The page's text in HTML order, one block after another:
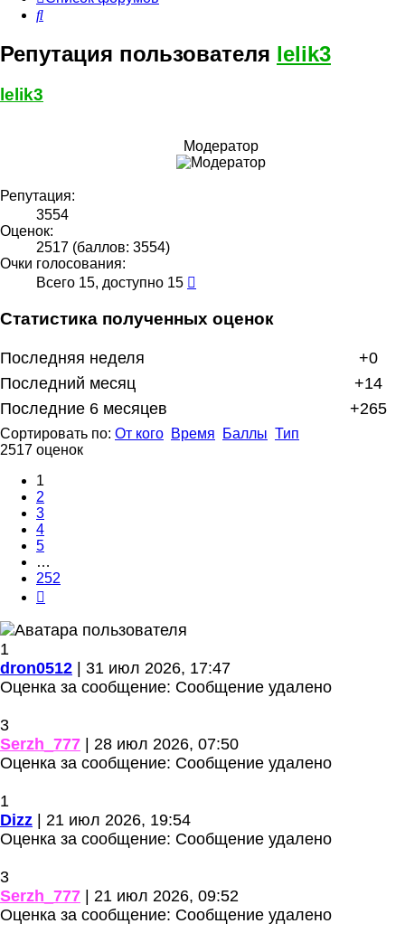
Поиск
Репутация пользователя lelik3
lelik3
Модератор
Репутация:
3554
Оценок:
2517 (баллов: 3554)
Очки голосования:
Всего 15, доступно 15
Статистика полученных оценок
Последняя неделя
+0
Последний месяц
+14
Последние 6 месяцев
+265
Сортировать по: От кого Время Баллы Тип
2517 оценок
1
2
3
4
5
…
252
1
dron0512
| 31 июл 2026, 17:47
Оценка за сообщение: Сообщение удалено
3
Serzh_777
| 28 июл 2026, 07:50
Оценка за сообщение: Сообщение удалено
1
Dizz
| 21 июл 2026, 19:54
Оценка за сообщение: Сообщение удалено
3
Serzh_777
| 21 июл 2026, 09:52
Оценка за сообщение: Сообщение удалено